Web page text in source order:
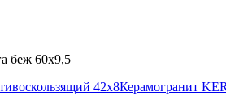
беж 60х9,5
42х8Керамогранит